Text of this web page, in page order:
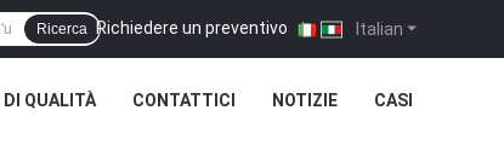
Italian
Richiedere un preventivo |
Ricerca
QUALITÀ CONTATTICI NOTIZIE CASI